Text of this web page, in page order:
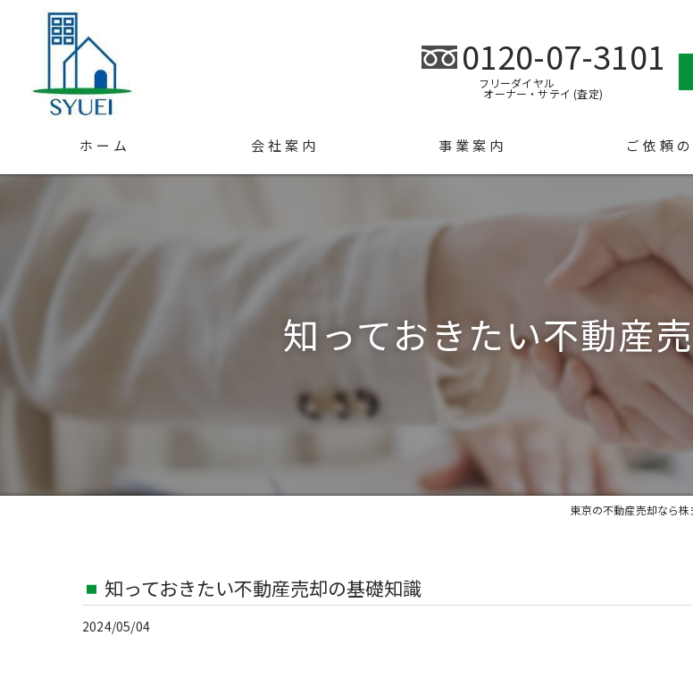
0120-07-3101
フリーダイヤル
オーナー・サテイ (査定)
ホーム 会社案内
アクセス
事業案内 ご依頼
知っておきたい不動産
東京の不動産売却なら
知っておきたい不動産売却の基礎知識
2024/05/04